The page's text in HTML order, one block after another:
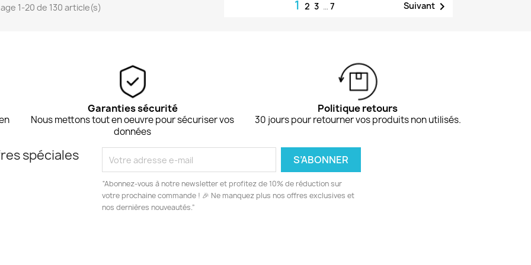
1-20 de 130 article(s) 123 … 7 Suivant
Garanties sécurité
Nous mettons tout en oeuvre pour sécuriser vos
données
Politique retours
30 jours pour retourner vos produits non utilisés.
spéciales
“Abonnez-vous à notre newsletter et profitez de 10% de réduction sur
votre prochaine commande ! 🎉 Ne manquez plus nos offres exclusives et
nos dernières nouveautés.”